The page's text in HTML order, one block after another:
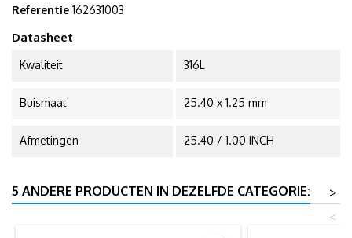
Referentie 162631003
Datasheet
Kwaliteit 316L
Buismaat 25.40 x 1.25 mm
Afmetingen 25.40 / 1.00 INCH
5 ANDERE PRODUCTEN IN DEZELFDE CATEGORIE:
>
<